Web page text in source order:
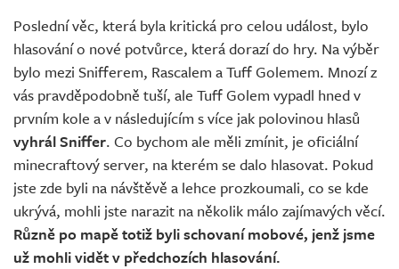
Poslední věc, která byla kritická pro celou událost, bylo
hlasování o nové potvůrce, která dorazí do hry. Na výběr
bylo mezi Snifferem, Rascalem a Tuff Golemem. Mnozí z
vás pravděpodobně tuší, ale Tuff Golem vypadl hned v
prvním kole a v následujícím s více jak polovinou hlasů
vyhrál Sniffer. Co bychom ale měli zmínit, je oficiální
minecraftový server, na kterém se dalo hlasovat. Pokud
jste zde byli na návštěvě a lehce prozkoumali, co se kde
ukrývá, mohli jste narazit na několik málo zajímavých věcí.
Různě po mapě totiž byli schovaní mobové, jenž jsme
už mohli vidět v předchozích hlasování.